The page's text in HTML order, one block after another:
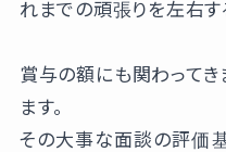
れまでの頑張りを左右す
賞与の額にも関わってき
ます。
その大事な面談の評価